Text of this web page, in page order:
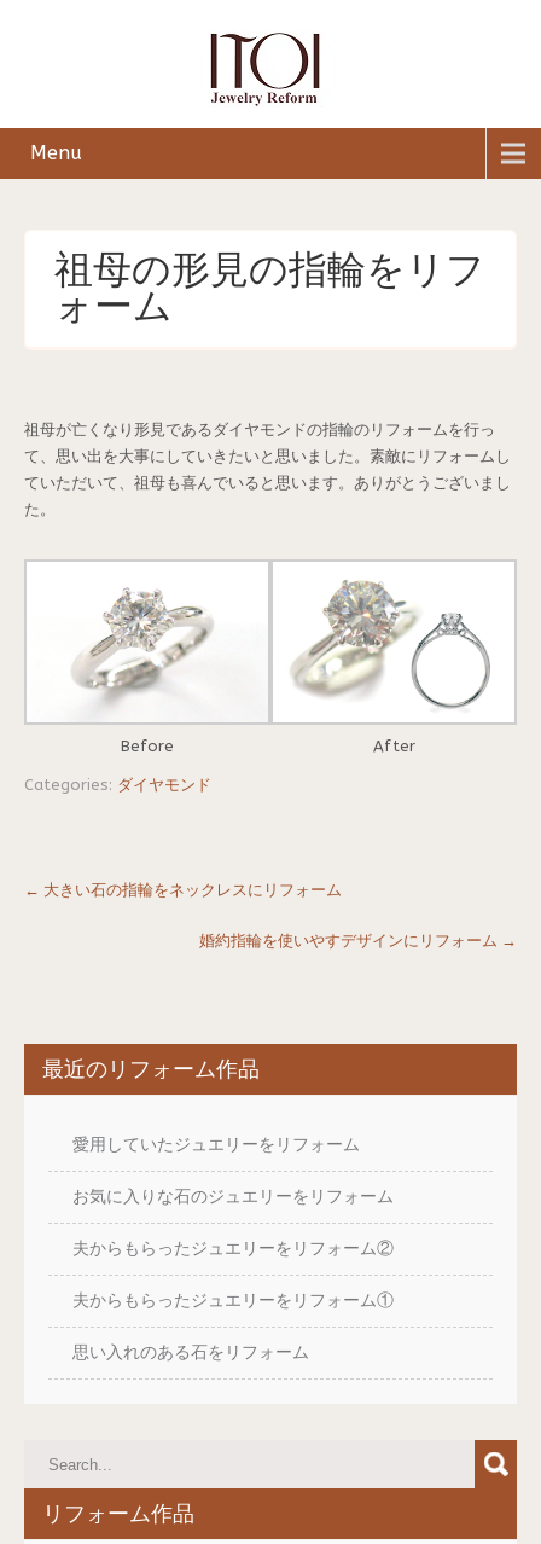
Menu
祖母の形見の指輪をリフ
ォーム
祖母が亡くなり形見であるダイヤモンドの指輪のリフォームを行っ
て、思い出を大事にしていきたいと思いました。素敵にリフォームし
ていただいて、祖母も喜んでいると思います。ありがとうございまし
た。
Before After
Categories: ダイヤモンド
Post
navigation
← 大きい石の指輪をネックレスにリフォーム
婚約指輪を使いやすデザインにリフォーム →
最近のリフォーム作品
愛用していたジュエリーをリフォーム
お気に入りな石のジュエリーをリフォーム
夫からもらったジュエリーをリフォーム②
夫からもらったジュエリーをリフォーム①
思い入れのある石をリフォーム
リフォーム作品